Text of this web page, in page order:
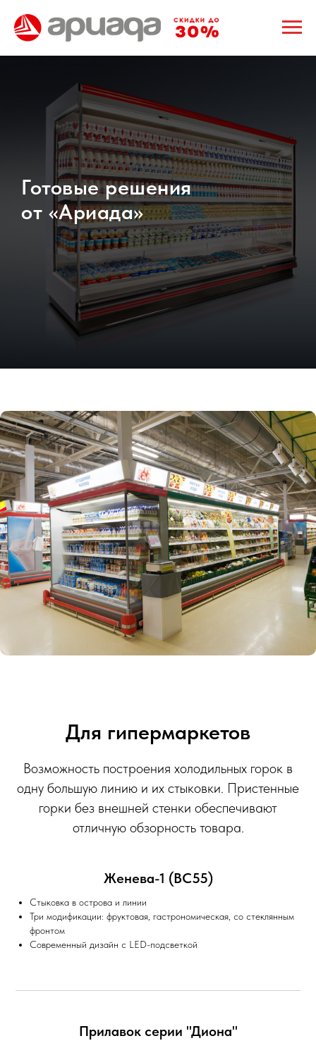
Готовые решения
от «Ариада»
Для гипермаркетов
Возможность построения холодильных горок в
одну большую линию и их стыковки. Пристенные
горки без внешней стенки обеспечивают
отличную обзорность товара.
Женева-1 (ВС55)
Стыковка в острова и линии
Три модификации: фруктовая, гастрономическая, со стеклянным
фронтом
Современный дизайн с LED-подсветкой
Прилавок серии "Диона"